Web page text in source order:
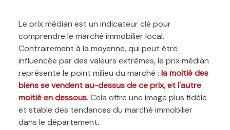
Le prix médian est un indicateur clé pour
comprendre le marché immobilier local.
Contrairement à la moyenne, qui peut être
influencée par des valeurs extrêmes, le prix médian
représente le point milieu du marché : la moitié des
biens se vendent au-dessus de ce prix, et l'autre
moitié en dessous. Cela offre une image plus fidèle
et stable des tendances du marché immobilier
dans le département.